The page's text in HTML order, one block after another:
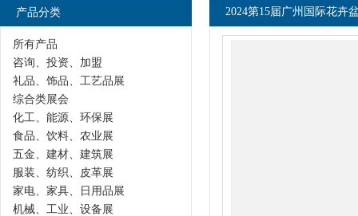
2024第15届广州国际花卉
产品分类
所有产品
咨询、投资、加盟
礼品、饰品、工艺品展
综合类展会
化工、能源、环保展
食品、饮料、农业展
五金、建材、建筑展
服装、纺织、皮革展
家电、家具、日用品展
机械、工业、设备展